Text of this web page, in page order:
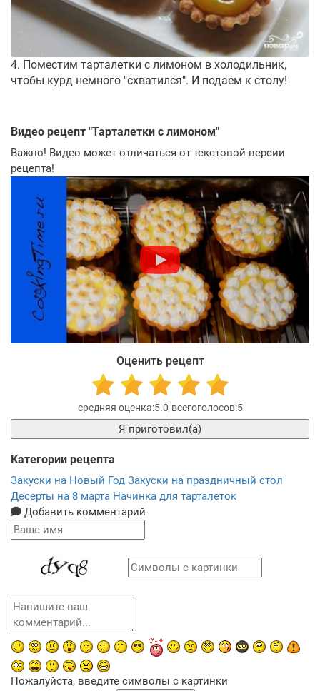
4. Поместим тарталетки с лимоном в холодильник,
чтобы курд немного "схватился". И подаем к столу!
Видео рецепт "Тарталетки с лимоном"
Важно! Видео может отличаться от текстовой версии
рецепта!
Оценить рецепт
5.0 5
Я приготовил(а)
Категории рецепта
Закуски на Новый Год Закуски на праздничный стол
Десерты на 8 марта Начинка для тарталеток
Добавить комментарий
Пожалуйста, введите символы с картинки